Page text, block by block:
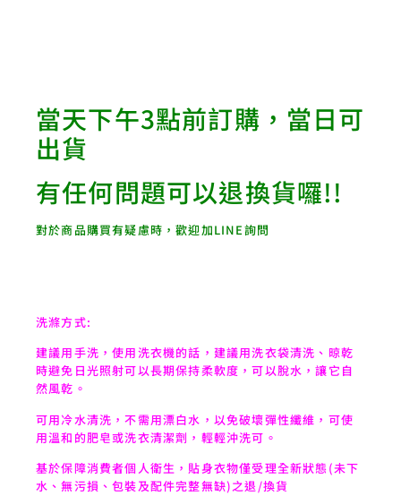
當天下午3點前訂購，當日可
出貨
有任何問題可以退換貨囉!!
對於商品購買有疑慮時，歡迎加LINE詢問
洗滌方式:
建議用手洗，使用洗衣機的話，建議用洗衣袋清洗、晾乾
時避免日光照射可以長期保持柔軟度，可以脫水，讓它自
然風乾。
可用冷水清洗，不需用漂白水，以免破壞彈性纖維，可使
用溫和的肥皂或洗衣清潔劑，輕輕沖洗可。
基於保障消費者個人衛生，貼身衣物僅受理全新狀態(未下
水、無污損、包裝及配件完整無缺)之退/換貨